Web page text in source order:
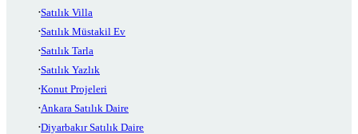
Satılık Villa
Satılık Müstakil Ev
Satılık Tarla
Satılık Yazlık
Konut Projeleri
Ankara Satılık Daire
Diyarbakır Satılık Daire